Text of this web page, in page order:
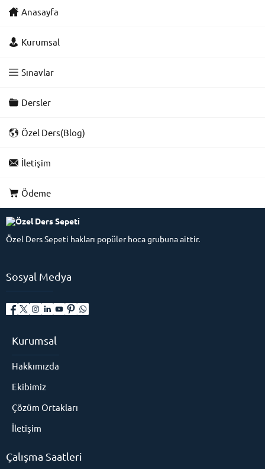
Anasayfa
Kurumsal
Sınavlar
Dersler
Özel Ders(Blog)
İletişim
Ödeme
Özel Ders Sepeti hakları popüler hoca grubuna aittir.
Sosyal Medya
Kurumsal
Hakkımızda
Ekibimiz
Çözüm Ortakları
İletişim
Çalışma Saatleri